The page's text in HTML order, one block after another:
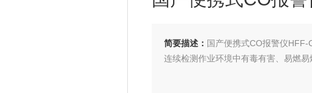
简要描述： 国产便携式CO报警仪
连续检测作业环境中有毒有害、易燃